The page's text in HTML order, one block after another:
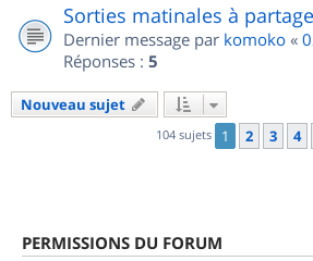
Sorties matinales à
Dernier message par komoko «
Réponses : 5
Nouveau sujet
104 sujets 1 2 3 4
PERMISSIONS DU FORUM